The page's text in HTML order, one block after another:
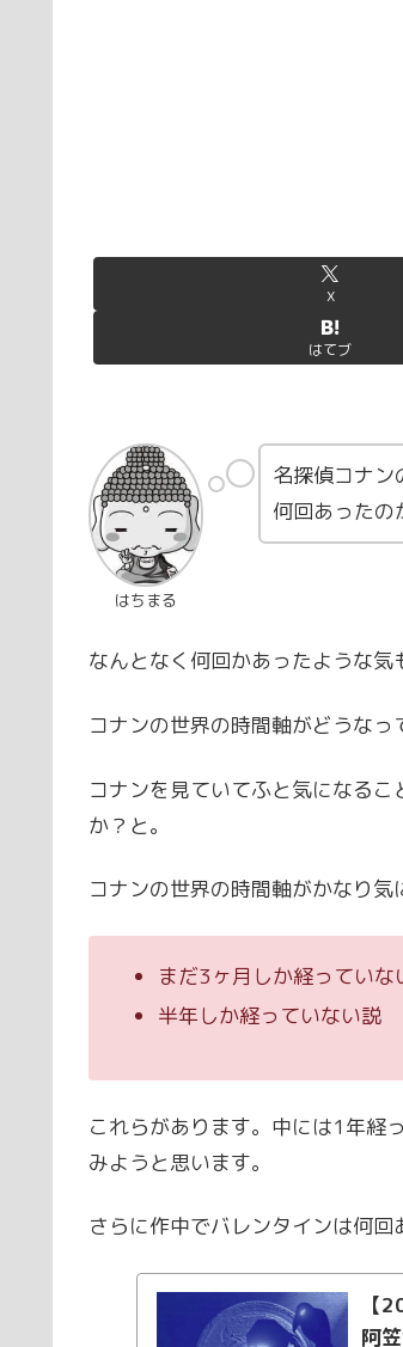
X
はてブ
はちまる
名探偵コナ
何回あったの
なんとなく何回かあったような気
コナンの世界の時間軸がどうなっ
コナンを見ていてふと気になる
か？と。
コナンの世界の時間軸がかなり気
まだ3ヶ月しか経っていな
半年しか経っていない説
これらがあります。中には1年経
みようと思います。
さらに作中でバレンタインは何回
【
阿